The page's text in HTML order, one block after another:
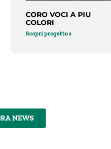
CORO VOCI A PIU
COLORI
Scopri progetto »
NEWS